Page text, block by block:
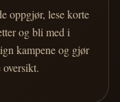
oppgjør, lese korte
og bli med i
kampene og gjør